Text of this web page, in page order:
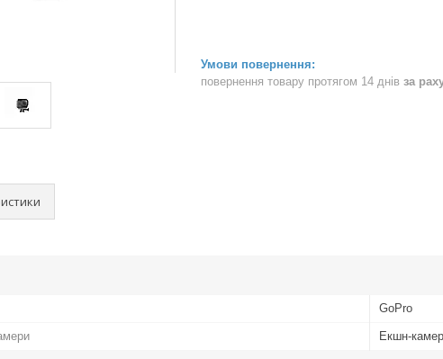
повернення товару протягом 14 днів за
GoPro
Екшн-